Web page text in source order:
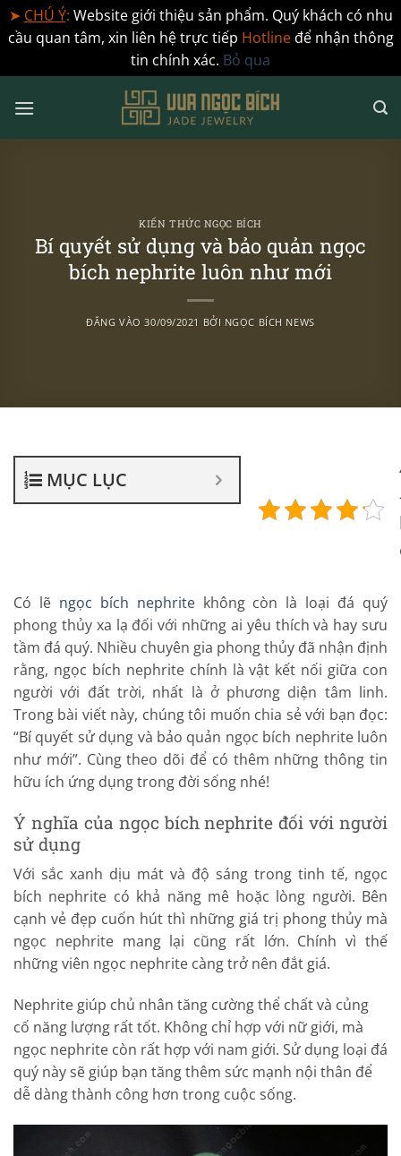
➤ CHÚ Ý: Website giới thiệu sản phẩm. Quý khách có nhu
cầu quan tâm, xin liên hệ trực tiếp Hotlineđể nhận thông
tin chính xác. Bỏ qua
qua
KIẾN THỨC NGỌC BÍCH
Bí quyết sử dụng và bảo quản ngọc
bích nephrite luôn như mới
ĐĂNG VÀO30/09/2021 BỞI NGỌC BÍCH NEWS
MỤC LỤC
Có lẽ ngọc bích nephritekhông còn là loại đá quý
phong thủy xa lạ đối với những ai yêu thích và hay sưu
tầm đá quý. Nhiều chuyên gia phong thủy đã nhận định
rằng, ngọc bích nephrite chính là vật kết nối giữa con
người với đất trời, nhất là ở phương diện tâm linh.
Trong bài viết này, chúng tôi muốn chia sẻ với bạn đọc:
“Bí quyết sử dụng và bảo quản ngọc bích nephrite luôn
như mới”. Cùng theo dõi để có thêm những thông tin
hữu ích ứng dụng trong đời sống nhé!
Ý nghĩa của ngọc bích nephrite đối với người
sử dụng
Với sắc xanh dịu mát và độ sáng trong tinh tế, ngọc
bích nephrite có khả năng mê hoặc lòng người. Bên
cạnh vẻ đẹp cuốn hút thì những giá trị phong thủy mà
ngọc nephrite mang lại cũng rất lớn. Chính vì thế
những viên ngọc nephrite càng trở nên đắt giá.
Nephrite giúp chủ nhân tăng cường thể chất và củng
cố năng lượng rất tốt. Không chỉ hợp với nữ giới, mà
ngọc nephrite còn rất hợp với nam giới. Sử dụng loại đá
quý này sẽ giúp bạn tăng thêm sức mạnh nội thân để
dễ dàng thành công hơn trong cuộc sống.